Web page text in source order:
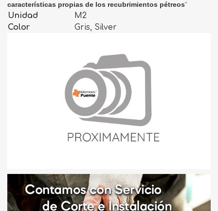
características propias de los recubrimientos pétreos"
Unidad
M2
Color
Gris, Silver